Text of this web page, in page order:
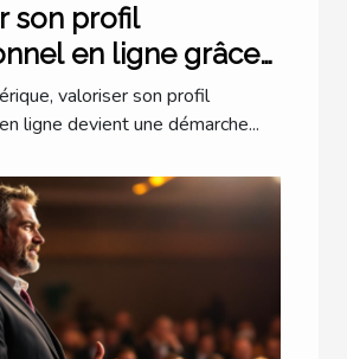
son profil
en ligne grâce
valoriser son profil
ligne devient une démarche...